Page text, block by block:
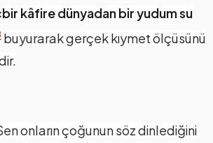
kâfire dünyadan bir yudum su
buyurarak gerçek kıymet ölçüsünü
onların çoğunun söz dinlediğini